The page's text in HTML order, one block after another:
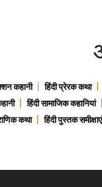
कहानी हिंदी प्रेरक कथा
हिंदी सामाजिक कहानियां
कथा हिंदी पुस्तक समीक्षाएं